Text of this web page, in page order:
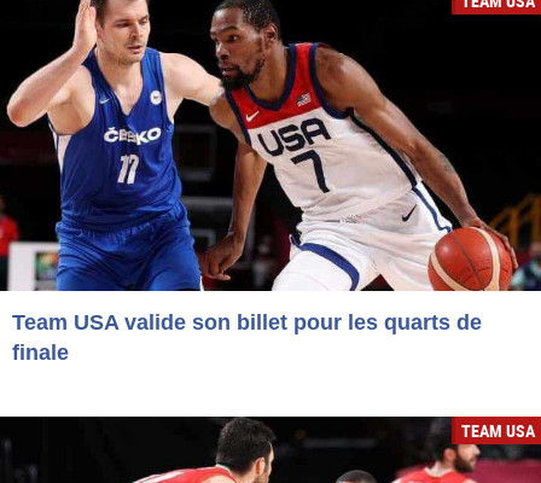
Team USA valide son billet pour les quarts de
finale
TEAM USA